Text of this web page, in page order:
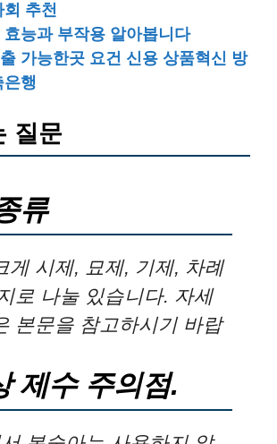
회 추천
효능과 부작용 알아봅니다
가능한곳 요건 신용 상품혁신 방
은행
질문
류
게 시제, 묘제, 기제, 차례
로 나눌 있습니다. 자세
본문을 참고하시기 바랍
제수 주의점.